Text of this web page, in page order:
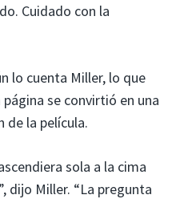
Cuidado con la
lo cuenta Miller, lo que
se convirtió en una
de la película.
sola a la cima
dijo Miller. “La pregunta